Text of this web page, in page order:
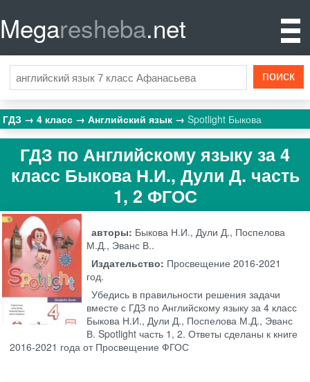
Megaresheba.net
ГДЗ 4 класс Английский язык Spotlight Быкова
ГДЗ по Английскому языку за 4
класс Быкова Н.И., Дули Д. часть
1, 2 ФГОС
авторы: Быкова Н.И., Дули Д., Поспелова
М.Д., Эванс В..
Издательство: Просвещение 2016-2021
год.
Убедись в правильности решения задачи
вместе с ГДЗ по Английскому языку за 4 класс
Быкова Н.И., Дули Д., Поспелова М.Д., Эванс
В. Spotlight часть 1, 2. Ответы сделаны к книге
2016-2021 года от Просвещение ФГОС